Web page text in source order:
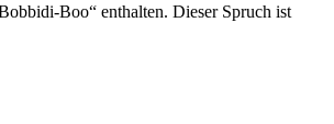
Boo“ enthalten. Dieser Spruch ist